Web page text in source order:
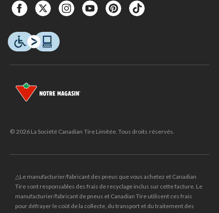
© 2026 La Société Canadian Tire Limitée. Tous droits réservés.
△Le manufacturier/fabricant des pneus que vous achetez et Canadian
Tire sont responsables des frais de recyclage inclus sur cette facture. Le
manufacturier/fabricant de pneus et Canadian Tire utilisent ces frais
pour défrayer le coût de la collecte, du transport et du traitement des